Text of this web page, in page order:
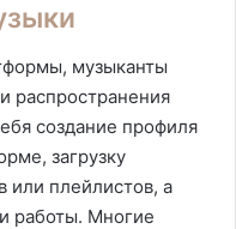
музыканты
распространения
создание профиля
загрузку
или плейлистов, а
работы. Многие